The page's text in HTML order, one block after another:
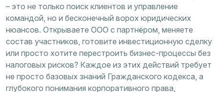
– это не только поиск клиентов и управление
командой, но и бесконечный ворох юридических
нюансов. Открываете ООО с партнёром, меняете
состав участников, готовите инвестиционную сделку
или просто хотите перестроить бизнес-процессы без
налоговых рисков? Каждое из этих действий требует
не просто базовых знаний Гражданского кодекса, а
глубокого понимания корпоративного права,